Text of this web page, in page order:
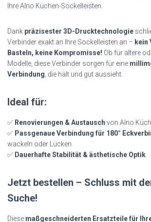
Ihre Alno Küchen-Sockelleisten.
Dank präzisester 3D-Drucktechnologie
Verbinder exakt an Ihre Sockelleisten an – kein
Basteln, keine Kompromisse! Ob für ältere
Modelle, diese Verbinder sorgen für eine
Verbindung, die hält und gut aussieht.
Ideal für:
✅ Renovierungen & Austausch von Alno
✅ Passgenaue Verbindung für 180°
wackeln oder Lücken
✅ Dauerhafte Stabilität & ästhetische Optik
Jetzt bestellen – Schluss mit
Suche!
Diese maßgeschneiderten Ersatzteile für